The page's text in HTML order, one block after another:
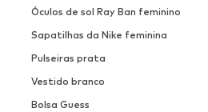
Óculos de sol Ray Ban feminino
Sapatilhas da Nike feminina
Pulseiras prata
Vestido branco
Bolsa Guess